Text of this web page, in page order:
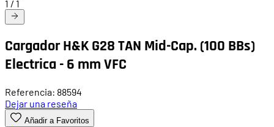
1 / 1
Cargador H&K G28 TAN Mid-Cap. (100 BBs)
Electrica - 6 mm VFC
Referencia: 88594
Dejar una reseña
Añadir a Favoritos